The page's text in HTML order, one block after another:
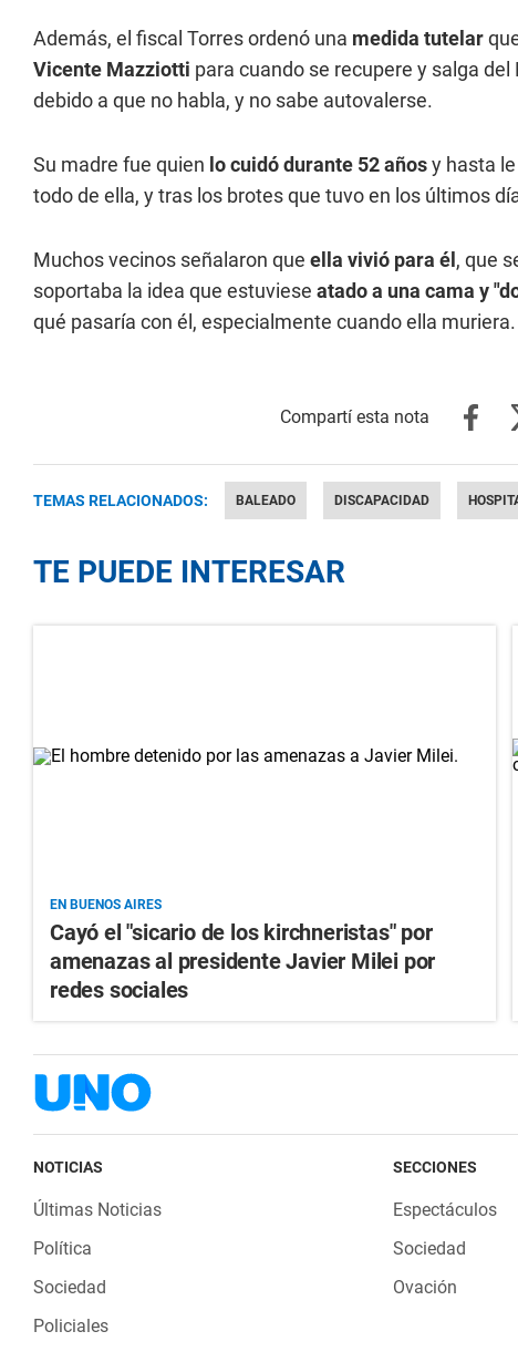
Además, el fiscal Torres ordenó una medida tutelar
Vicente Mazziotti para cuando se recupere y salga
debido a que no habla, y no sabe autovalerse.
Su madre fue quien lo cuidó durante 52 añosy hasta
todo de ella, y tras los brotes que tuvo en los últimos
Muchos vecinos señalaron que ella vivió para él , que
soportaba la idea que estuviese atado a una cama y
qué pasaría con él, especialmente cuando ella muriera.
TEMAS RELACIONADOS: BALEADO DISCAPACIDAD
TE PUEDE INTERESAR
EN BUENOS AIRES
Cayó el "sicario de los kirchneristas" por
amenazas al presidente Javier Milei por
redes sociales
NOTICIAS
Últimas Noticias
Política
Sociedad
Policiales
SECCIONES
Espectáculos
Sociedad
Ovación